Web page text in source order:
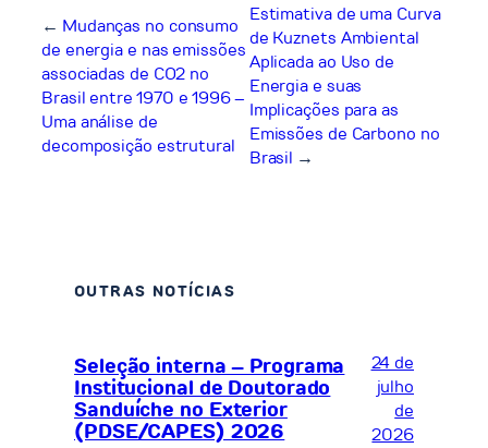
← Mudanças no consumo
de energia e nas emissões
associadas de CO2 no
Brasil entre 1970 e 1996 –
Uma análise de
decomposição estrutural
Estimativa de uma Curva
de Kuznets Ambiental
Aplicada ao Uso de
Energia e suas
Implicações para as
Emissões de Carbono no
Brasil →
OUTRAS NOTÍCIAS
Seleção interna – Programa
Institucional de Doutorado
Sanduíche no Exterior
(PDSE/CAPES) 2026
24 de
julho
de
2026